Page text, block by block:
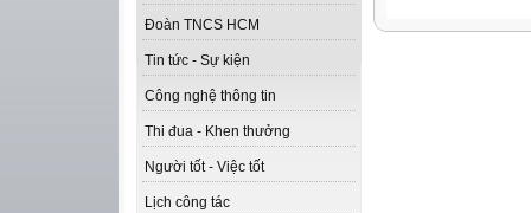
Đoàn TNCS HCM
Tin tức - Sự kiện
Công nghệ thông tin
Thi đua - Khen thưởng
Người tốt - Việc tốt
Lịch công tác